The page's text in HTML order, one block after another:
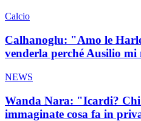
Calcio
Calhanoglu: "Amo le
venderla perché Ausilio
NEWS
Wanda Nara: "Icardi? Chi
immaginate cosa fa in